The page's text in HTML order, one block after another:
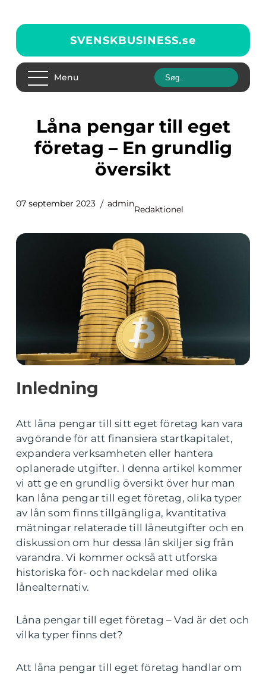
SVENSKBUSINESS.se
Menu
Låna pengar till eget
företag – En grundlig
översikt
07 september 2023 admin
Redaktionel
Inledning
Att låna pengar till sitt eget företag kan vara
avgörande för att finansiera startkapitalet,
expandera verksamheten eller hantera
oplanerade utgifter. I denna artikel kommer
vi att ge en grundlig översikt över hur man
kan låna pengar till eget företag, olika typer
av lån som finns tillgängliga, kvantitativa
mätningar relaterade till låneutgifter och en
diskussion om hur dessa lån skiljer sig från
varandra. Vi kommer också att utforska
historiska för- och nackdelar med olika
lånealternativ.
Låna pengar till eget företag – Vad är det och
vilka typer finns det?
Att låna pengar till eget företag handlar om